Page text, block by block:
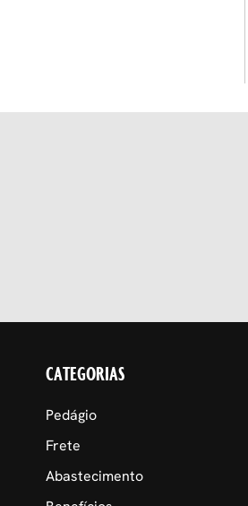
CATEGORIAS
Pedágio
Frete
Abastecimento